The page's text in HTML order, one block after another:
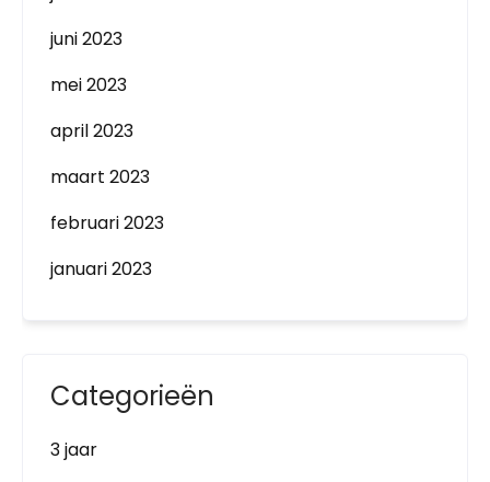
juni 2023
mei 2023
april 2023
maart 2023
februari 2023
januari 2023
Categorieën
3 jaar